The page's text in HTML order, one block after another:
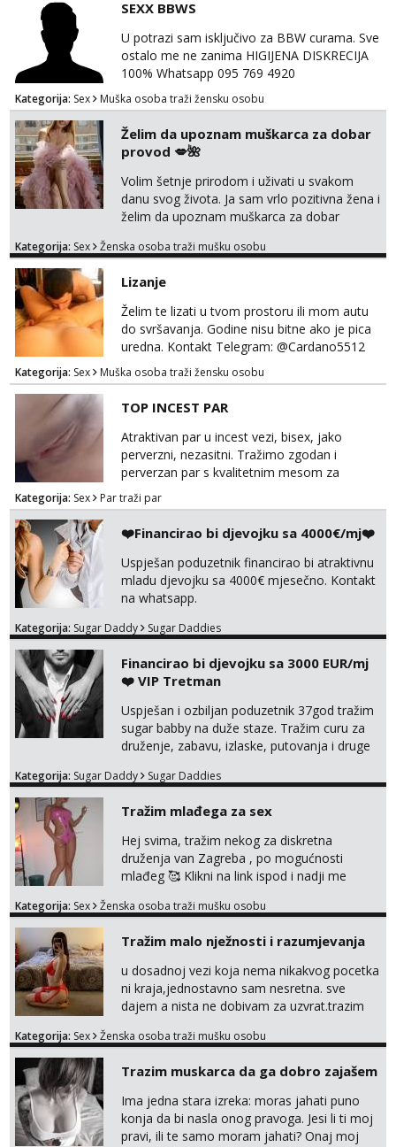
Tel:064/677-677- Kod: #121
Obavijesti me kada se oslobodi
Alisa
tel:0,93€ - mob:1,12€ min
Obavijesti me kada se oslobodi
Vanesa
Razgovaram :)
Tel:064/677-677- Kod: #74
Obavijesti me kada se oslobodi
Anita
Čekam tvoj poziv!
Tel:064/677-677- Kod: #87
tel:0,93€ - mob:1,12€ min
Zara
tel:0,93€ - mob:1,12€ min
Anđela
tel:0,93€ - mob:1,12€ min
SEXX BBWS
U potrazi sam isključivo za BBW curama. Sve
ostalo me ne zanima HIGIJENA DISKRECIJA
100% Whatsapp 095 769 4920
Kategorija: Sex Muška osoba traži žensku osobu
Želim da upoznam muškarca za dobar
provod 💋🌺
Volim šetnje prirodom i uživati u svakom
danu svog života. Ja sam vrlo pozitivna žena i
želim da upoznam muškarca za dobar
na link ispod i nadji me tamo, cekam te!
Kategorija: Sex Ženska osoba traži mušku osobu
Lizanje
Želim te lizati u tvom prostoru ili mom autu
do svršavanja. Godine nisu bitne ako je pica
uredna. Kontakt Telegram: @Cardano5512
Email: myjohny15@protonmail.com
Kategorija: Sex Muška osoba traži žensku osobu
TOP INCEST PAR
Atraktivan par u incest vezi, bisex, jako
perverzni, nezasitni. Tražimo zgodan i
perverzan par s kvalitetnim mesom za
uživanje u svim vrstama seksa. Diskrecija
obavezna. Samo ozbiljne ponude preko
Whats appa na broj 091 591 3523.
Kategorija: Sex Par traži par
❤️Financirao bi djevojku sa 4000€/mj❤️
Uspješan poduzetnik financirao bi atraktivnu
mladu djevojku sa 4000€ mjesečno. Kontakt
na whatsapp.
Kategorija: Sugar Daddy Sugar Daddies
Financirao bi djevojku sa 3000 EUR/mj
❤️ VIP Tretman
Uspješan i ozbiljan poduzetnik 37god tražim
sugar babby na duže staze. Tražim curu za
druženje, zabavu, izlaske, putovanja i druge
otvorena, komunikativna, zgodna i atraktivna
markodalic37@gmail.com
Kategorija: Sugar Daddy Sugar Daddies
Tražim mlađega za sex
Hej svima, tražim nekog za diskretna
druženja van Zagreba , po mogućnosti
mlađeg 🥰 Klikni na link ispod i nadji me
Kategorija: Sex Ženska osoba traži mušku osobu
Tražim malo nježnosti i razumjevanja
u dosadnoj vezi koja nema nikakvog pocetka
ni kraja,jednostavno sam nesretna. sve
dajem a nista ne dobivam za uzvrat.trazim
trazim puno samo malo njeznosti i
poljupce po tijelu koji me jako
pale,obozavam kad muskarac preuzme
kontrolu . javi se :) Klikni na link ispod i nadji
me tamo, cekam te!
Kategorija: Sex Ženska osoba traži mušku osobu
Trazim muskarca da ga dobro zajašem
Ima jedna stara izreka: moras jahati puno
konja da bi nasla onog pravoga. Jesi li ti moj
pravi, ili te samo moram jahati? Onaj moj